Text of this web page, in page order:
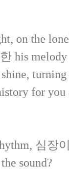
on the
his melody
turning
for you
심장
sound?